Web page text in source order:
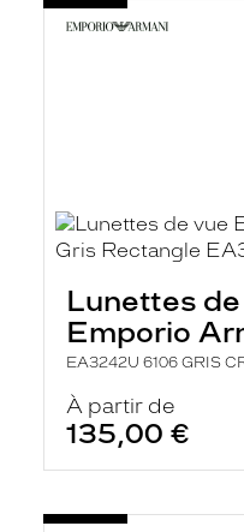
Lunettes
Emporio
EA3242U 6106 GRIS
À partir de
135,00 €